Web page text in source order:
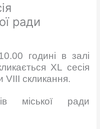
ради
годині в залі
XL сесія
VIІІ скликання.
міської ради